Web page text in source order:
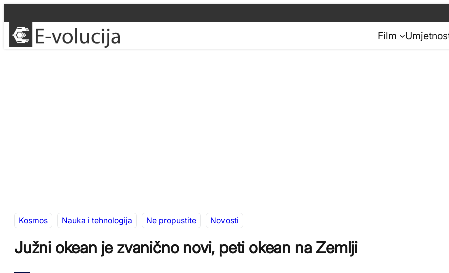
na
sadržaj
Film
Kosmos Nauka i tehnologija Ne propustite Novosti
Južni okean je zvanično novi, peti okean na Zemlji